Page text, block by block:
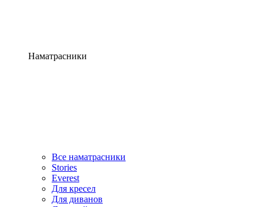
Наматрасники
Все наматрасники
Stories
Everest
Для кресел
Для диванов